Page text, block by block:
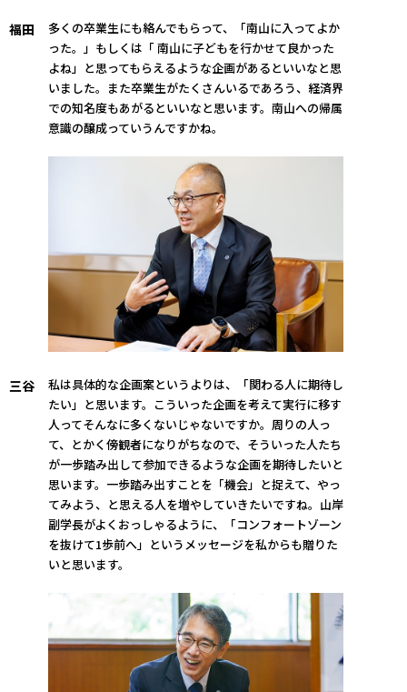
福田
多くの卒業生にも絡んでもらって、「南山に入ってよか
った。」もしくは「 南山に子どもを行かせて良かった
よね」と思ってもらえるような企画があるといいなと思
いました。また卒業生がたくさんいるであろう、経済界
での知名度もあがるといいなと思います。南山への帰属
意識の醸成っていうんですかね。
三谷
私は具体的な企画案というよりは、「関わる人に期待し
たい」と思います。こういった企画を考えて実行に移す
人ってそんなに多くないじゃないですか。周りの人っ
て、とかく傍観者になりがちなので、そういった人たち
が一歩踏み出して参加できるような企画を期待したいと
思います。一歩踏み出すことを「機会」と捉えて、やっ
てみよう、と思える人を増やしていきたいですね。山岸
副学長がよくおっしゃるように、「コンフォートゾーン
を抜けて1歩前へ」というメッセージを私からも贈りた
いと思います。